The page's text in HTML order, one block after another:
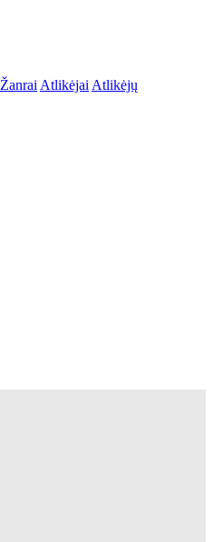
Žanrai Atlikėjai Atlikėjų